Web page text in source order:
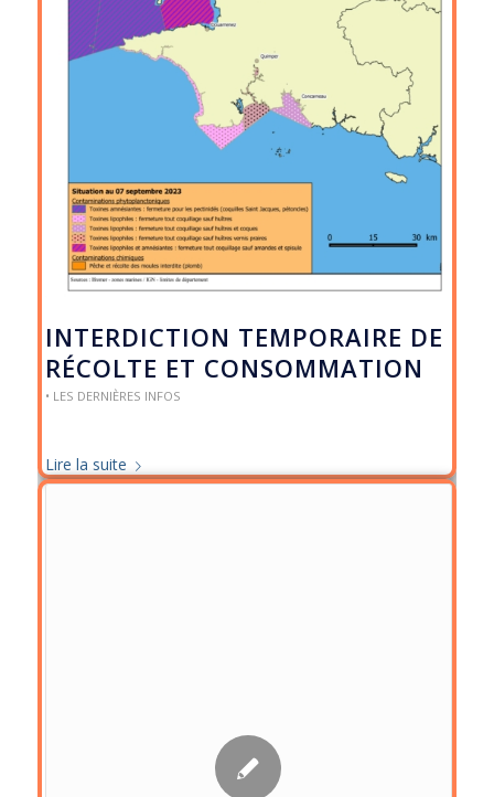
INTERDICTION TEMPORAIRE DE
RÉCOLTE ET CONSOMMATION
• LES DERNIÈRES INFOS
Lire la suite